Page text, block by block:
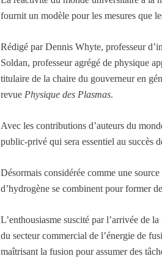
fournit un modèle pour les mesures que
Rédigé par Dennis Whyte, professeur
Soldan, professeur agrégé de physique
titulaire de la chaire du gouverneur en
revue Physique des Plasmas.
Avec les contributions d’auteurs du
public-privé qui sera essentiel au succès
Désormais considérée comme une
d’hydrogène se combinent pour former
L’enthousiasme suscité par l’arrivée de
du secteur commercial de l’énergie de
maîtrisant la fusion pour assumer des